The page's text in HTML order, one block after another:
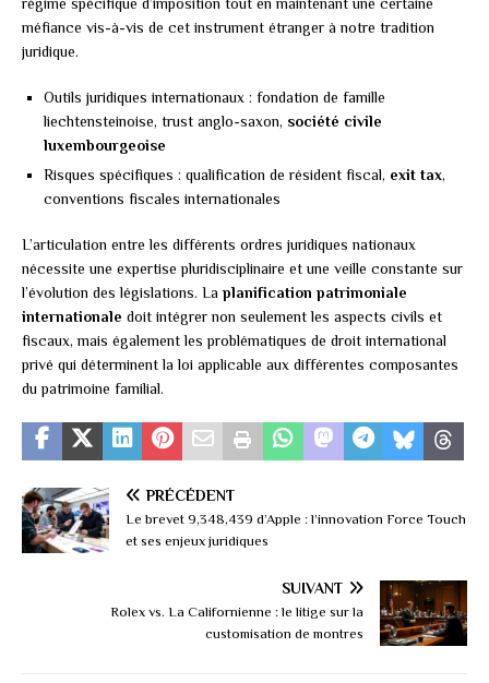
méfiance vis-à-vis de cet instrument étranger à notre tradition
juridique.
Outils juridiques internationaux : fondation de famille
liechtensteinoise, trust anglo-saxon, société civile
luxembourgeoise
Risques spécifiques : qualification de résident fiscal, exit tax,
conventions fiscales internationales
L’articulation entre les différents ordres juridiques nationaux
nécessite une expertise pluridisciplinaire et une veille constante sur
l’évolution des législations. La planification patrimoniale
internationale doit intégrer non seulement les aspects civils et
fiscaux, mais également les problématiques de droit international
privé qui déterminent la loi applicable aux différentes composantes
du patrimoine familial.
PRÉCÉDENT
Le brevet 9,348,439 d’Apple : l’innovation Force Touch
et ses enjeux juridiques
SUIVANT
Rolex vs. La Californienne : le litige sur la
customisation de montres